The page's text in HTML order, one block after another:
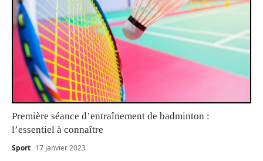
Première séance d’entraînement de badminton :
l’essentiel à connaître
Sport 17 janvier 2023